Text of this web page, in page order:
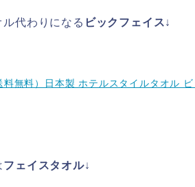
ル代わりになる ビックフェイス↓
料無料）日本製 ホテルスタイルタオル
フェイスタオル↓